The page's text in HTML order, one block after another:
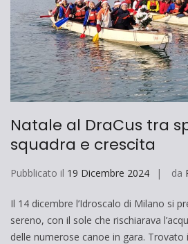
Natale al DraCus tra
squadra e crescita
Pubblicato il 19 Dicembre 2024 da
Il 14 dicembre l’Idroscalo di Milano si
sereno, con il sole che rischiarava
delle numerose canoe in gara.